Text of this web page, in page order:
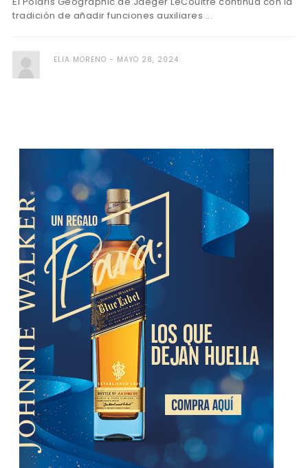
tradición de añadir funciones auxiliares ...
ELIA MORENO MAYO 28, 2024